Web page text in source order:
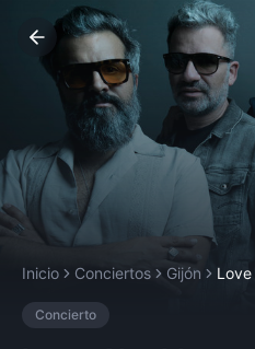
Inicio Conciertos Gijón
Concierto